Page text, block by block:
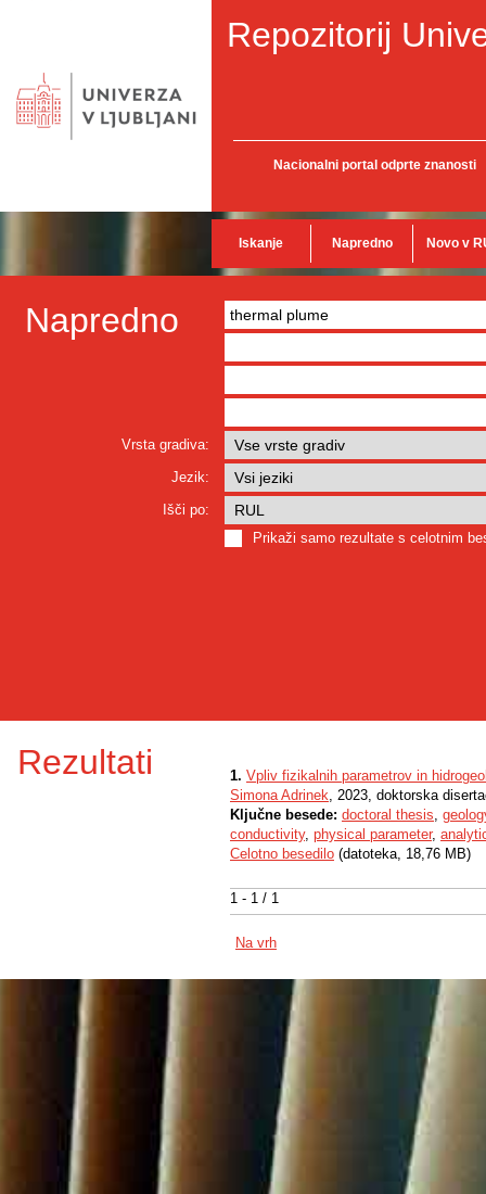
Repozitorij
Nacionalni portal odprte znanosti
Iskanje Napredno Novo v
Napredno
Vrsta gradiva:
Jezik:
Išči po:
Prikaži samo rezultate s celotnim
Rezultati
1 - 1 / 1
1. Vpliv fizikalnih parametrov in
Simona Adrinek, 2023, doktorska
Ključne besede: doctoral thesis,
conductivity, physical parameter,
Celotno besedilo (datoteka, 18,76 MB)
Na vrh